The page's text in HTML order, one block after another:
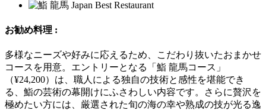
お勧め料理 :
多様なニーズや好みに応えるため、こだわり抜いたおまかせ
コースを用意。エントリーとなる「鮨 龍馬コース」
（¥24,200）は、職人による独自の技術と感性を堪能でき
る、鮨の芸術の幕開けにふさわしい内容です。さらに贅沢を
極めたい方には、厳選された旬の海の幸や熟成の技が光る逸